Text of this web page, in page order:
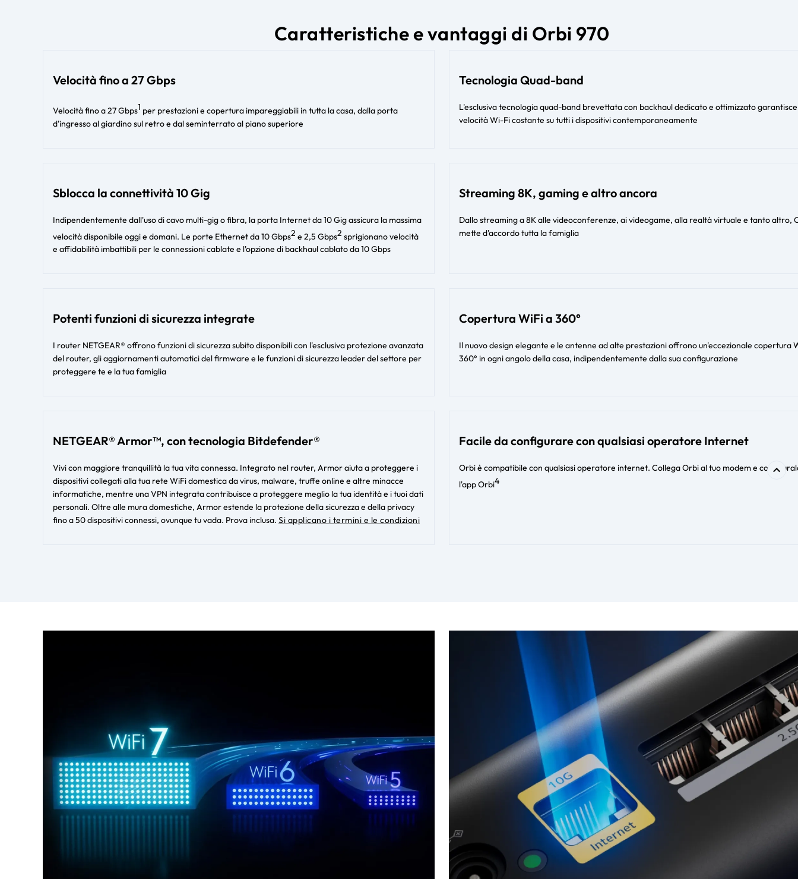
Caratteristiche e vantaggi di Orbi 970
Velocità fino a 27 Gbps
Velocità fino a 27 Gbps1 per prestazioni e copertura impareggiabili in tutta la casa, dalla porta
d'ingresso al giardino sul retro e dal seminterrato al piano superiore
Tecnologia Quad-band
L'esclusiva tecnologia quad-band brevettata con backhaul dedicato e ottimizzato
velocità Wi-Fi costante su tutti i dispositivi contemporaneamente
Sblocca la connettività 10 Gig
Indipendentemente dall'uso di cavo multi-gig o fibra, la porta Internet da 10 Gig assicura la massima
velocità disponibile oggi e domani. Le porte Ethernet da 10 Gbps2 e 2,5 Gbps2 sprigionano velocità
e affidabilità imbattibili per le connessioni cablate e l'opzione di backhaul cablato da 10 Gbps
Streaming 8K, gaming e altro ancora
Dallo streaming a 8K alle videoconferenze, ai videogame, alla realtà virtuale e tanto altro,
mette d'accordo tutta la famiglia
Potenti funzioni di sicurezza integrate
I router NETGEAR® offrono funzioni di sicurezza subito disponibili con l'esclusiva protezione avanzata
del router, gli aggiornamenti automatici del firmware e le funzioni di sicurezza leader del settore per
proteggere te e la tua famiglia
Copertura WiFi a 360°
Il nuovo design elegante e le antenne ad alte prestazioni offrono un'eccezionale copertura
360° in ogni angolo della casa, indipendentemente dalla sua configurazione​​
NETGEAR® Armor™, con tecnologia Bitdefender®
Vivi con maggiore tranquillità la tua vita connessa. Integrato nel router, Armor aiuta a proteggere i
dispositivi collegati alla tua rete WiFi domestica da virus, malware, truffe online e altre minacce
informatiche, mentre una VPN integrata contribuisce a proteggere meglio la tua identità e i tuoi dati
personali. Oltre alle mura domestiche, Armor estende la protezione della sicurezza e della privacy
fino a 50 dispositivi connessi, ovunque tu vada. Prova inclusa. Si applicano i termini e le condizioni
Facile da configurare con qualsiasi operatore Internet
Orbi è compatibile con qualsiasi operatore internet. Collega Orbi al tuo modem e
l'app Orbi​4